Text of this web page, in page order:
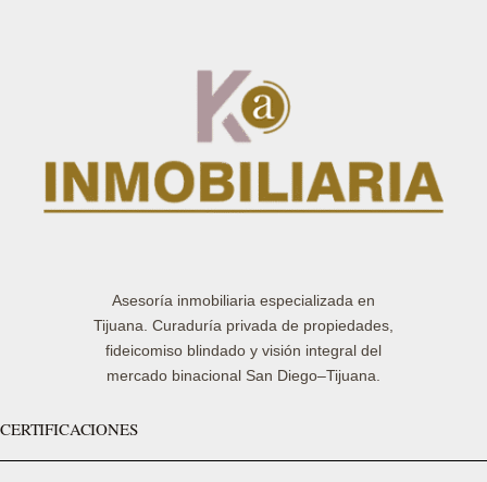
Asesoría inmobiliaria especializada en
Tijuana. Curaduría privada de propiedades,
fideicomiso blindado y visión integral del
mercado binacional San Diego–Tijuana.
CERTIFICACIONES